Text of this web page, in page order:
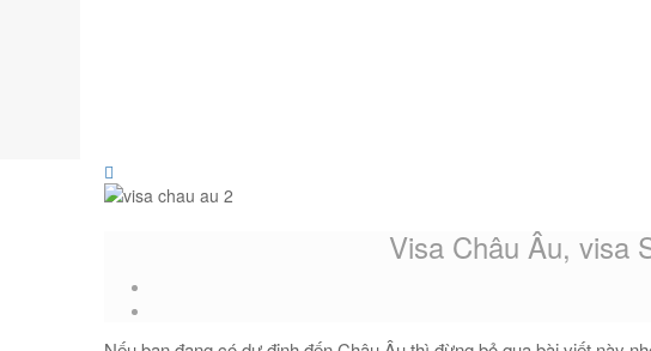
Visa Châu Âu, visa